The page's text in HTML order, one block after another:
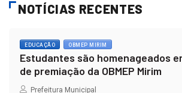
NOTÍCIAS RECENTES
EDUCAÇÃO OBMEP MIRIM
Estudantes são homenageados
de premiação da OBMEP Mirim
Prefeitura Municipal